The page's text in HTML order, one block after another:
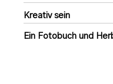
Kreativ sein
Ein Fotobuch und